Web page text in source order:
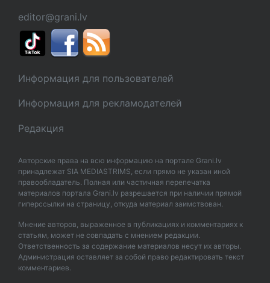
editor@grani.lv
Информация для пользователей
Информация для рекламодателей
Редакция
Авторские права на всю информацию на портале Grani.lv
принадлежат SIA MEDIASTRIMS, если прямо не указан иной
правообладатель. Полная или частичная перепечатка
материалов портала Grani.lv разрешается при наличии прямой
гиперссылки на страницу, откуда материал заимствован.
Мнение авторов, выраженное в публикациях и комментариях к
статьям, может не совпадать с мнением редакции.
Ответственность за содержание материалов несут их авторы.
Администрация оставляет за собой право редактировать текст
комментариев.